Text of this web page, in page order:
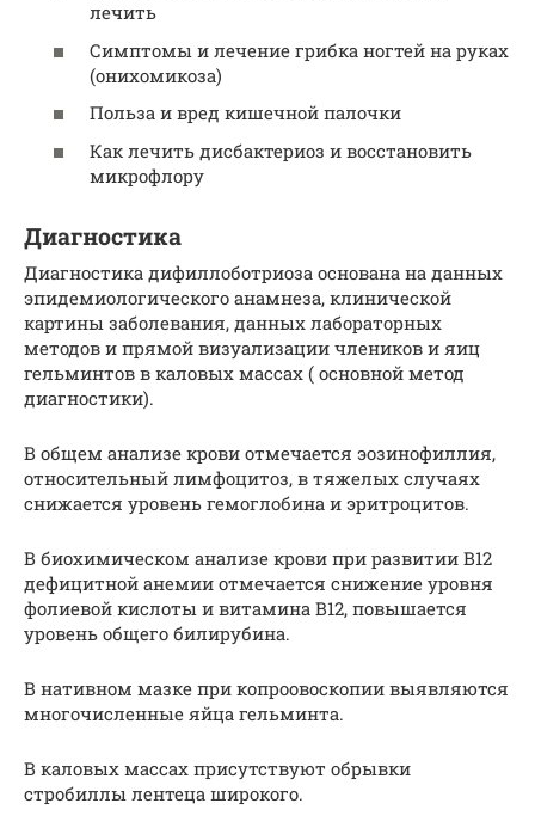
лечить
Симптомы и лечение грибка ногтей на руках
(онихомикоза)
Польза и вред кишечной палочки
Как лечить дисбактериоз и восстановить
микрофлору
Диагностика
Диагностика дифиллоботриоза основана на данных
эпидемиологического анамнеза, клинической
картины заболевания, данных лабораторных
методов и прямой визуализации члеников и яиц
гельминтов в каловых массах ( основной метод
диагностики).
В общем анализе крови отмечается эозинофиллия,
относительный лимфоцитоз, в тяжелых случаях
снижается уровень гемоглобина и эритроцитов.
В биохимическом анализе крови при развитии В12
дефицитной анемии отмечается снижение уровня
фолиевой кислоты и витамина В12, повышается
уровень общего билирубина.
В нативном мазке при копроовоскопии выявляются
многочисленные яйца гельминта.
В каловых массах присутствуют обрывки
стробиллы лентеца широкого.